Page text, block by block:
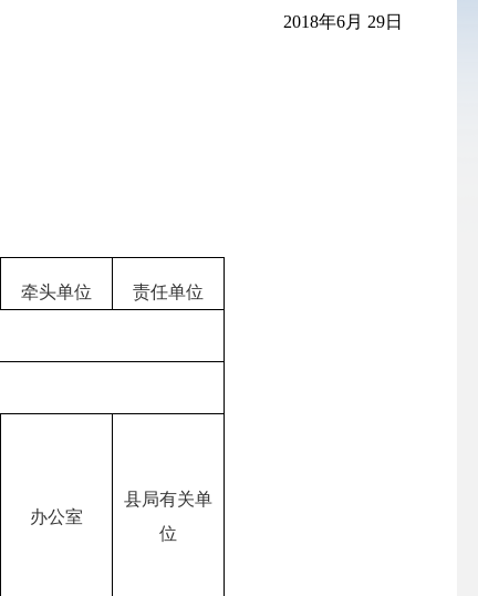
2018年6月 29日
牵头单位 责任单位
办公室
县局有关单
位